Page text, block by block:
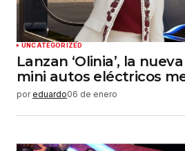
UNCATEGORIZED
Lanzan ‘Olinia’, la
mini autos eléctricos
por eduardo06 de enero